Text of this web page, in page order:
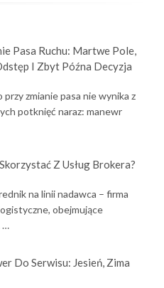
Pasa Ruchu: Martwe Pole,
I Zbyt Późna Decyzja
zmianie pasa nie wynika z
potknięć naraz: manewr
Z Usług Brokera?
na linii nadawca – firma
obejmujące
…
Do Serwisu: Jesień, Zima